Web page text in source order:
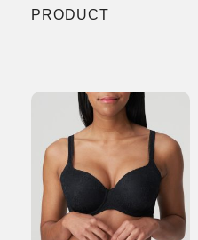
PRODUCT
variaties.
Deze
optie
kan
gekozen
worden